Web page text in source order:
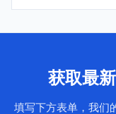
获取最
填写下方表单，我们